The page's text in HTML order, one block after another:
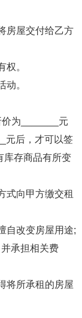
房屋交付给乙方
权。
动。
为_______元
元后，才可以签
库存商品有所变
式向甲方缴交租
自改变房屋用途;
承担相关费
将所承租的房屋